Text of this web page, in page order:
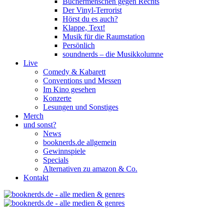
Der Vinyl-Terrorist
Hörst du es auch?
Klappe, Text!
Musik für die Raumstation
Persönlich
soundnerds – die Musikkolumne
Live
Comedy & Kabarett
Conventions und Messen
Im Kino gesehen
Konzerte
Lesungen und Sonstiges
Merch
und sonst?
News
booknerds.de allgemein
Gewinnspiele
Specials
Alternativen zu amazon & Co.
Kontakt